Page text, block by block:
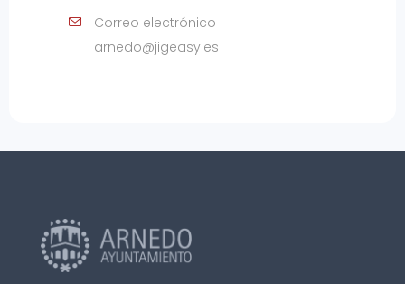
Correo electrónico
arnedo@jigeasy.es